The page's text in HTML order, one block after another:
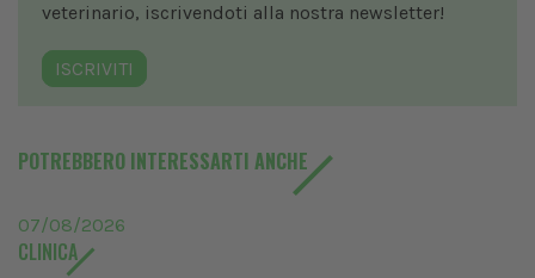
veterinario, iscrivendoti alla nostra newsletter!
ISCRIVITI
POTREBBERO INTERESSARTI ANCHE
07/08/2026
CLINICA